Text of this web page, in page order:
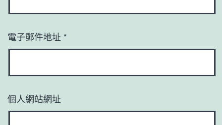
電子郵件地址 *
個人網站網址